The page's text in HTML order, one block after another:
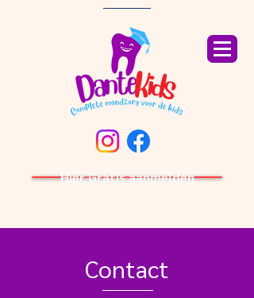
Hier Gratis aanmelden
Contact